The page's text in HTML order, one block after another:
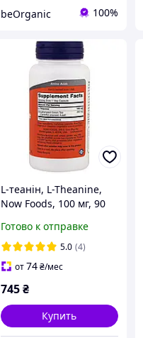
beOrganic 100%
L-теанін, L-Theanine,
Now Foods, 100 мг, 90
Готово к отправке
5.0 (4)
от74₴/мес
745₴
Купить